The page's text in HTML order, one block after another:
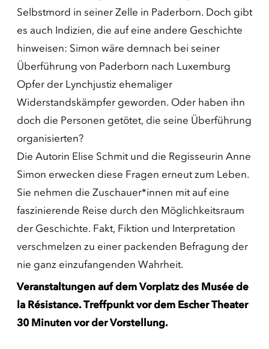
Selbstmord in seiner Zelle in Paderborn. Doch gibt
es auch Indizien, die auf eine andere Geschichte
hinweisen: Simon wäre demnach bei seiner
Überführung von Paderborn nach Luxemburg
Opfer der Lynchjustiz ehemaliger
Widerstandskämpfer geworden. Oder haben ihn
doch die Personen getötet, die seine Überführung
organisierten?
Die Autorin Elise Schmit und die Regisseurin Anne
Simon erwecken diese Fragen erneut zum Leben.
Sie nehmen die Zuschauer*innen mit auf eine
faszinierende Reise durch den Möglichkeitsraum
der Geschichte. Fakt, Fiktion und Interpretation
verschmelzen zu einer packenden Befragung der
nie ganz einzufangenden Wahrheit.
Veranstaltungen auf dem Vorplatz des Musée de
la Résistance. Treffpunkt vor dem Escher Theater
30 Minuten vor der Vorstellung.